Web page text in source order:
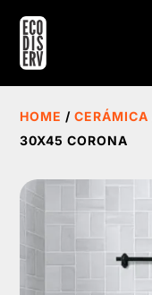
HOME /CERÁMICA
30X45 CORONA